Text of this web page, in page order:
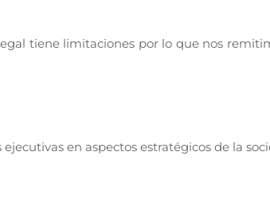
tiene limitaciones por lo que nos
en aspectos estratégicos de la